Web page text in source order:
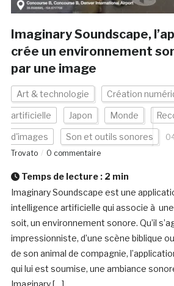
Imaginary Soundscape,
crée un environnement
par une image
Art & technologie Création
artificielle Japon Monde
d'images Son et outils sonores
Trovato
0 commentaire
Temps de lecture : 2 min
Imaginary Soundscape est une
intelligence artificielle qui associe à une
soit, un environnement sonore. Qu’il
impressionniste, d’une scène biblique
de son animal de compagnie,
qui lui est soumise, une ambiance